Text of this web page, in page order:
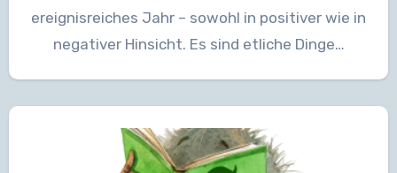
ereignisreiches Jahr – sowohl in positiver wie in
negativer Hinsicht. Es sind etliche Dinge…